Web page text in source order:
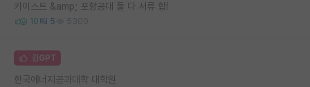
카이스트 &amp; 포항공대 둘 다 서류 합!
10 5 5300
김GPT
한국에너지공과대학 대학원